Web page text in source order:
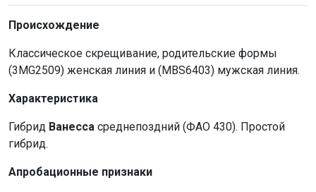
Происхождение
Классическое скрещивание, родительские формы
(3MG2509) женская линия и (MBS6403) мужская линия.
Характеристика
Гибрид Ванесса среднепоздний (ФАО 430). Простой
гибрид.
Апробационные признаки